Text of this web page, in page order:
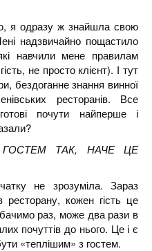
я одразу ж знайшла свою
надзвичайно пощастило
навчили мене правилам
не просто клієнт). І тут
бездоганне знання винної
ресторанів. Все
почути найперше і
ТАК, НАЧЕ ЦЕ
не зрозуміла. Зараз
ресторану, кожен гість це
раз, може два рази в
почуттів до нього. Це і є
«теплішим» з гостем.